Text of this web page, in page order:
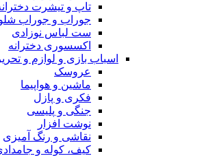
تاپ و تیشرت
جوراب و جوراب
ست لباس نوزادی
اکسسوری دخترانه
اسباب بازی و لوازم و تحریر
عروسک
ماشین و هواپیما
فکری و پازل
جنگی و پلیسی
نوشت افزار
نقاشی و رنگ آمیزی
کیف، کوله و